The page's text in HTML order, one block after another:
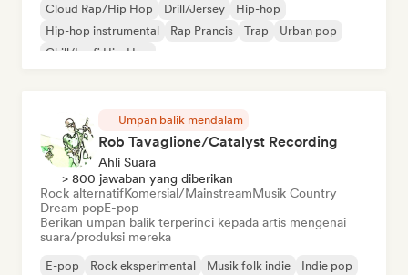
Cloud Rap/Hip Hop Drill/Jersey
Hip-hop
Hip-hop instrumental
Rap Prancis Trap
Urban pop
Chill/Lo-fi Hip-Hop
Umpan balik mendalam
Rob Tavaglione/Catalyst Recording
Ahli Suara
> 800 jawaban yang diberikan
Rock alternatifKomersial/MainstreamMusik Country
Dream popE-pop
Berikan umpan balik terperinci kepada artis mengenai
suara/produksi mereka
E-pop Rock eksperimental Musik folk indie
Indie pop